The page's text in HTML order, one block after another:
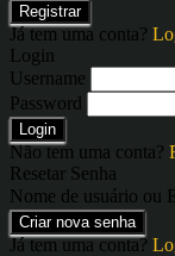
Registrar
Já tem uma conta?
Login
Username
Password
Login
Não tem uma conta?
Resetar Senha
Nome de usuário ou
Criar nova senha
Já tem uma conta?